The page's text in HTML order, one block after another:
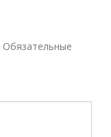
Обязательные